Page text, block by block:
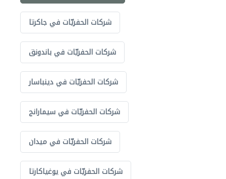
شركات الحفريّات في جاكرتا
شركات الحفريّات في باندونق
شركات الحفريّات في دينباسار
شركات الحفريّات في سيمارانج
شركات الحفريّات في ميدان
شركات الحفريّات في يوغياكارتا